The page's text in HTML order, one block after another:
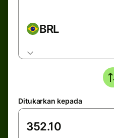
BRL
Ditukarkan kepada